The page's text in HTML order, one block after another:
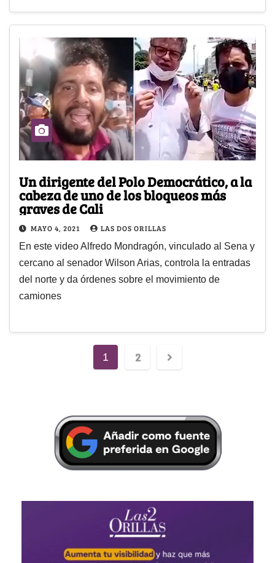
Un dirigente del Polo Democrático, a la
cabeza de uno de los bloqueos más
graves de Cali
MAYO 4, 2021 LAS DOS ORILLAS
En este video Alfredo Mondragón, vinculado al Sena y
cercano al senador Wilson Arias, controla la entradas
del norte y da órdenes sobre el movimiento de
camiones
1 2